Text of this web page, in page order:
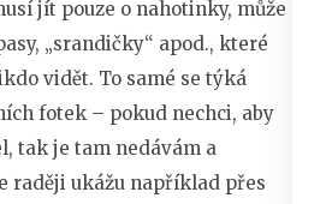
jít pouze o nahotinky, může
„srandičky“ apod., které
vidět. To samé se týká
fotek – pokud nechci, aby
tak je tam nedávám a
raději ukážu například přes